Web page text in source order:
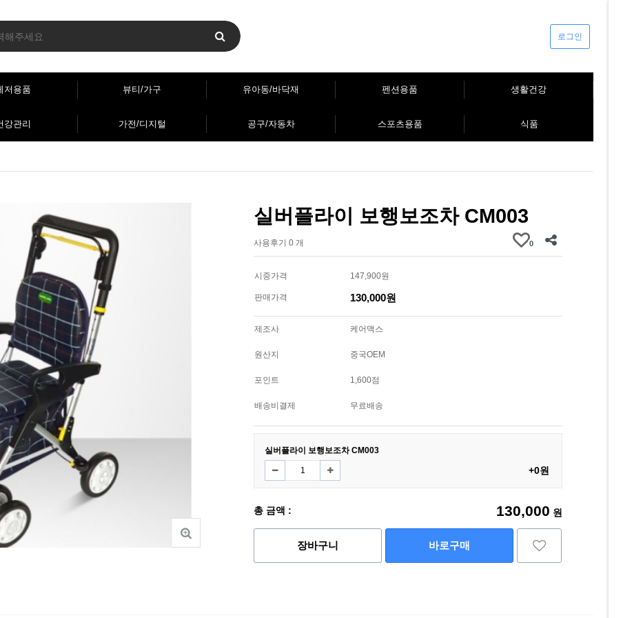
로그인
저용품 뷰티/가구 유아동/바닥재 펜션용품 생활건강
강관리 가전/디지털 공구/자동차 스포츠용품 식품
실버플라이 보행보조차 CM003
사용후기 0 개 0
시중가격 147,900원
판매가격 130,000원
제조사 케어맥스
원산지 중국OEM
포인트 1,600점
배송비결제 무료배송
실버플라이 보행보조차 CM003
+0원
총 금액 : 130,000 원
장바구니 바로구매